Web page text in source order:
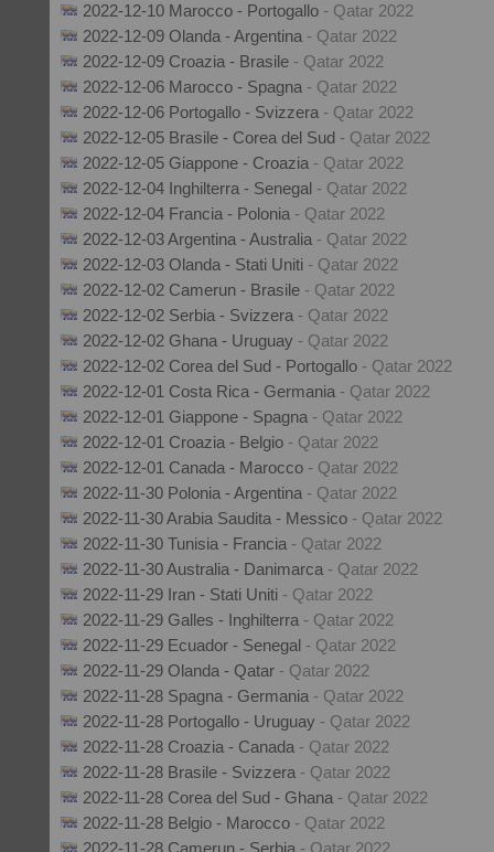
2022-12-10 Marocco - Portogallo - Qatar 2022
2022-12-09 Olanda - Argentina - Qatar 2022
2022-12-09 Croazia - Brasile - Qatar 2022
2022-12-06 Marocco - Spagna - Qatar 2022
2022-12-06 Portogallo - Svizzera - Qatar 2022
2022-12-05 Brasile - Corea del Sud - Qatar 2022
2022-12-05 Giappone - Croazia - Qatar 2022
2022-12-04 Inghilterra - Senegal - Qatar 2022
2022-12-04 Francia - Polonia - Qatar 2022
2022-12-03 Argentina - Australia - Qatar 2022
2022-12-03 Olanda - Stati Uniti - Qatar 2022
2022-12-02 Camerun - Brasile - Qatar 2022
2022-12-02 Serbia - Svizzera - Qatar 2022
2022-12-02 Ghana - Uruguay - Qatar 2022
2022-12-02 Corea del Sud - Portogallo - Qatar 2022
2022-12-01 Costa Rica - Germania - Qatar 2022
2022-12-01 Giappone - Spagna - Qatar 2022
2022-12-01 Croazia - Belgio - Qatar 2022
2022-12-01 Canada - Marocco - Qatar 2022
2022-11-30 Polonia - Argentina - Qatar 2022
2022-11-30 Arabia Saudita - Messico - Qatar 2022
2022-11-30 Tunisia - Francia - Qatar 2022
2022-11-30 Australia - Danimarca - Qatar 2022
2022-11-29 Iran - Stati Uniti - Qatar 2022
2022-11-29 Galles - Inghilterra - Qatar 2022
2022-11-29 Ecuador - Senegal - Qatar 2022
2022-11-29 Olanda - Qatar - Qatar 2022
2022-11-28 Spagna - Germania - Qatar 2022
2022-11-28 Portogallo - Uruguay - Qatar 2022
2022-11-28 Croazia - Canada - Qatar 2022
2022-11-28 Brasile - Svizzera - Qatar 2022
2022-11-28 Corea del Sud - Ghana - Qatar 2022
2022-11-28 Belgio - Marocco - Qatar 2022
2022-11-28 Camerun - Serbia - Qatar 2022